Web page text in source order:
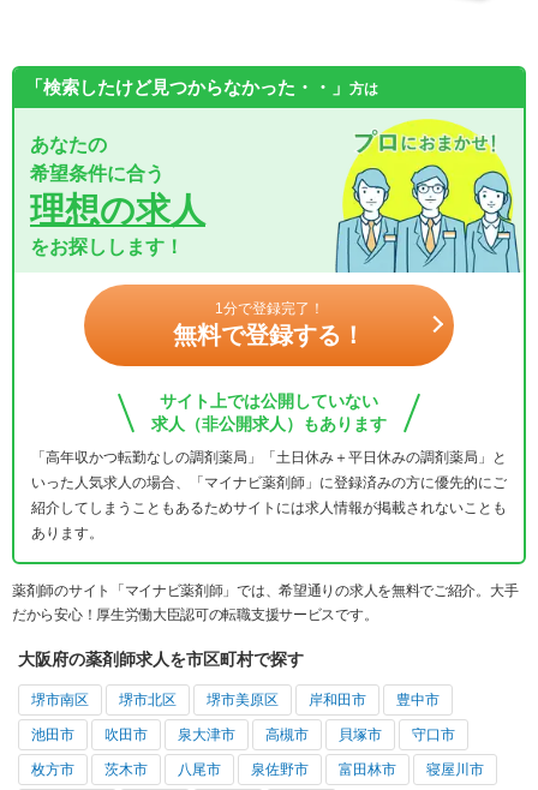
「検索したけど見つからなかった・・」 方は
あなたの
希望条件に合う
理想の求人
をお探しします！
1分で登録完了！
無料で登録する！
サイト上では公開していない
求人（非公開求人）もあります
「高年収かつ転勤なしの調剤薬局」「土日休み＋平日休みの調剤薬局」と
いった人気求人の場合、「マイナビ薬剤師」に登録済みの方に優先的にご
紹介してしまうこともあるためサイトには求人情報が掲載されないことも
あります。
薬剤師のサイト「マイナビ薬剤師」では、希望通りの求人を無料でご紹介。大手
だから安心！厚生労働大臣認可の転職支援サービスです。
大阪府の薬剤師求人を市区町村で探す
堺市南区 堺市北区 堺市美原区 岸和田市 豊中市
池田市 吹田市 泉大津市 高槻市 貝塚市 守口市
枚方市 茨木市 八尾市 泉佐野市 富田林市 寝屋川市